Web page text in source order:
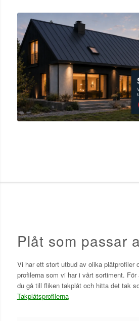
Plåt som passar
Vi har ett stort utbud av olika plåtprofiler
profilerna som vi har i vårt sortiment.
du gå till fliken takplåt och hitta det tak
Takplåtsprofilerna